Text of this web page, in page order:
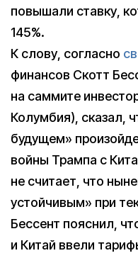
повышали ставку,
145%.
К слову, согласно
финансов Скотт
на саммите
Колумбия), сказал,
будущем»
войны Трампа с
не считает, что
устойчивым» при
Бессент пояснил,
и Китай ввели